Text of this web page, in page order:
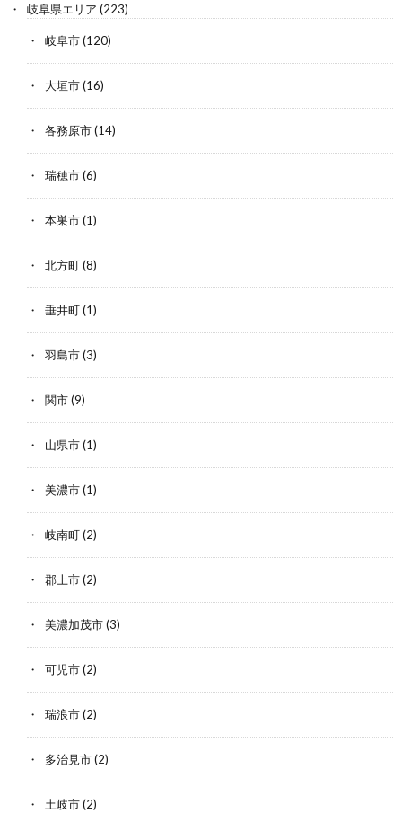
岐阜県エリア (223)
岐阜市(120)
大垣市(16)
各務原市(14)
瑞穂市(6)
本巣市(1)
北方町(8)
垂井町(1)
羽島市(3)
関市(9)
山県市(1)
美濃市(1)
岐南町(2)
郡上市(2)
美濃加茂市(3)
可児市(2)
瑞浪市(2)
多治見市(2)
土岐市(2)